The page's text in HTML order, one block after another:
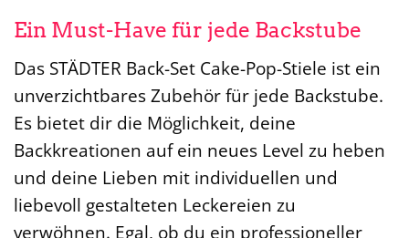
Ein Must-Have für jede Backstube
Das STÄDTER Back-Set Cake-Pop-Stiele ist ein
unverzichtbares Zubehör für jede Backstube.
Es bietet dir die Möglichkeit, deine
Backkreationen auf ein neues Level zu heben
und deine Lieben mit individuellen und
liebevoll gestalteten Leckereien zu
verwöhnen. Egal, ob du ein professioneller